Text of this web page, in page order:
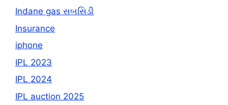
Indane gas સબસિડી
Insurance
iphone
IPL 2023
IPL 2024
IPL auction 2025